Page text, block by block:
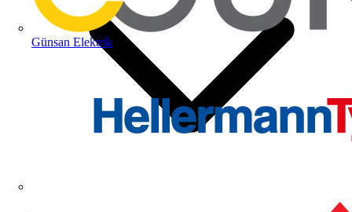
Günsan Elektrik